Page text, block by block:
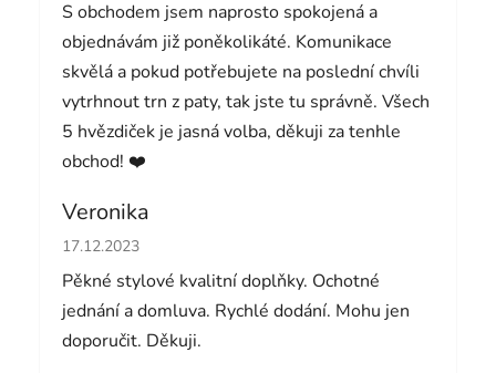
S obchodem jsem naprosto spokojená a
objednávám již poněkolikáté. Komunikace
skvělá a pokud potřebujete na poslední chvíli
vytrhnout trn z paty, tak jste tu správně. Všech
5 hvězdiček je jasná volba, děkuji za tenhle
obchod! ❤️
Veronika
Hodnocení obchodu je 5 z 5 hvězdiček.
17.12.2023
Pěkné stylové kvalitní doplňky. Ochotné
jednání a domluva. Rychlé dodání. Mohu jen
doporučit. Děkuji.